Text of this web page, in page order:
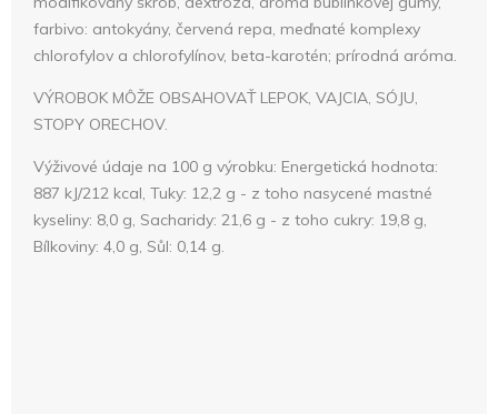
farbivo: antokyány, červená repa, meďnaté komplexy
chlorofylov a chlorofylínov, beta-karotén; prírodná aróma.
VÝROBOK MÔŽE OBSAHOVAŤ LEPOK, VAJCIA, SÓJU,
STOPY ORECHOV.
Výživové údaje na 100 g výrobku: Energetická hodnota:
887 kJ/212 kcal, Tuky: 12,2 g - z toho nasycené mastné
kyseliny: 8,0 g, Sacharidy: 21,6 g - z toho cukry: 19,8 g,
Bílkoviny: 4,0 g, Sůl: 0,14 g.